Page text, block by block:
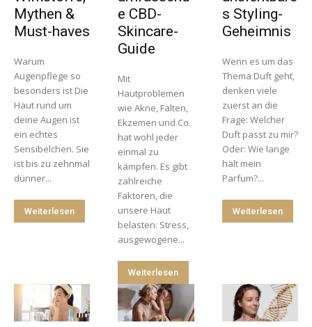
Mythen &
Must-haves
Warum
Augenpflege so
besonders ist Die
Haut rund um
deine Augen ist
ein echtes
Sensibelchen. Sie
ist bis zu zehnmal
dünner...
Weiterlesen
e CBD-
Skincare-
Guide
Mit
Hautproblemen
wie Akne, Falten,
Ekzemen und Co.
hat wohl jeder
einmal zu
kämpfen. Es gibt
zahlreiche
Faktoren, die
unsere Haut
belasten: Stress,
ausgewogene...
Weiterlesen
s Styling-
Geheimnis
Wenn es um das
Thema Duft geht,
denken viele
zuerst an die
Frage: Welcher
Duft passt zu mir?
Oder: Wie lange
hält mein
Parfum?...
Weiterlesen